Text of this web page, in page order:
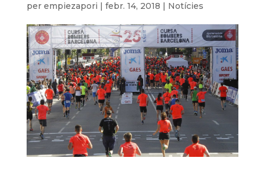
per empiezapori | febr. 14, 2018 | Notícies